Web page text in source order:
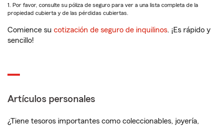
1. Por favor, consulte su póliza de seguro para ver a una lista completa de la
propiedad cubierta y de las pérdidas cubiertas.
Comience su cotización de seguro de inquilinos. ¡Es rápido y
sencillo!
Artículos personales
¿Tiene tesoros importantes como coleccionables, joyería,